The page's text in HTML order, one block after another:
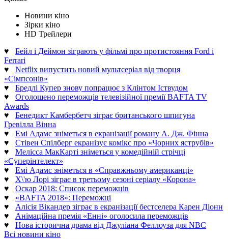
Новини кіно
Зірки кіно
HD Трейлери
♥ Бейл і Деймон зіграють у фільмі про протистояння Ford і
Ferrari
♥ Netflix випустить новий мультсеріал від творця
«Сімпсонів»
♥ Бредлі Купер знову попрацює з Клінтом Іствудом
♥ Оголошено переможців телевізійної премії BAFTA TV
Awards
♥ Бенедикт Камбербетч зіграє британського шпигуна
Гревілла Вінна
♥ Емі Адамс зніметься в екранізації роману А. Дж. Фінна
♥ Стівен Спілберг екранізує комікс про «Чорних яструбів»
♥ Мелісса МакКарті зніметься у комедійній стрічці
«Суперінтелект»
♥ Емі Адамс зніметься в «Справжньому американці»
♥ Х\'ю Лорі зіграє в третьому сезоні серіалу «Корона»
♥ Оскар 2018: Список переможців
♥ «BAFTA 2018»: Переможці
♥ Алісія Вікандер зіграє в екранізації бестселера Карен Діонн
♥ Анімаційна премія «Енні» оголосила переможців
♥ Нова історична драма від Джуліана Феллоуза для NBC
Всі новини кіно